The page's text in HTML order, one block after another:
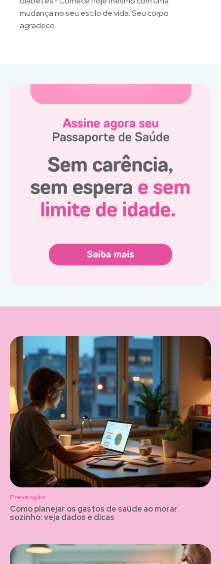
mudança no seu estilo de vida. Seu corpo
agradece.
Prevenção
Como planejar os gastos de saúde ao morar
sozinho: veja dados e dicas